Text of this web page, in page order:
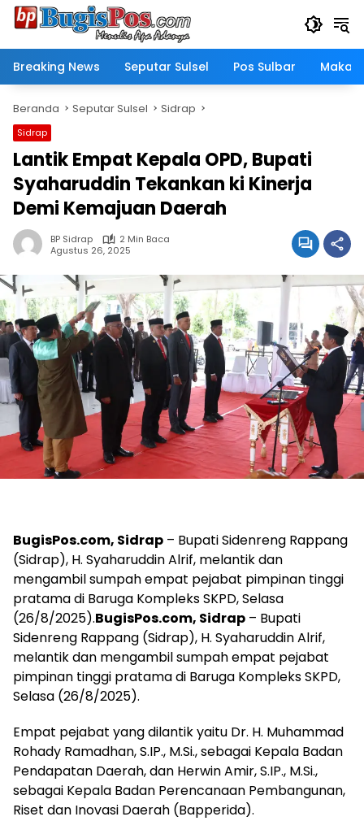
Langsung
Breaking News
Seputar Sulsel Pos Sulbar
Beranda Seputar Sulsel Sidrap
Sidrap
Lantik Empat Kepala OPD, Bupati
Syaharuddin Tekankan ki Kinerja
Demi Kemajuan Daerah
BP Sidrap
2 Min Baca
Agustus 26, 2025
BugisPos.com, Sidrap – Bupati Sidenreng Rappang
(Sidrap), H. Syaharuddin Alrif, melantik dan
mengambil sumpah empat pejabat pimpinan tinggi
pratama di Baruga Kompleks SKPD, Selasa
(26/8/2025).BugisPos.com, Sidrap – Bupati
Sidenreng Rappang (Sidrap), H. Syaharuddin Alrif,
melantik dan mengambil sumpah empat pejabat
pimpinan tinggi pratama di Baruga Kompleks SKPD,
Selasa (26/8/2025).
Empat pejabat yang dilantik yaitu Dr. H. Muhammad
Rohady Ramadhan, S.IP., M.Si., sebagai Kepala Badan
Pendapatan Daerah, dan Herwin Amir, S.IP., M.Si.,
sebagai Kepala Badan Perencanaan Pembangunan,
Riset dan Inovasi Daerah (Bapperida).